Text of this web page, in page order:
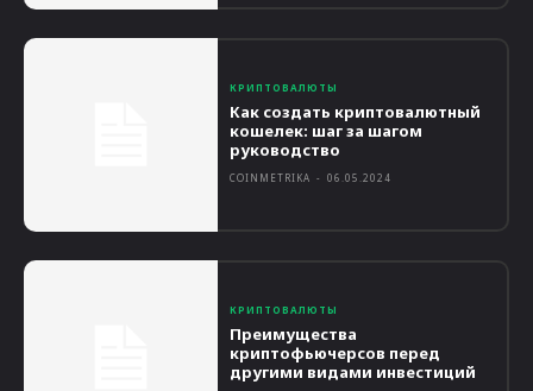
КРИПТОВАЛЮТЫ
Как создать криптовалютный
кошелек: шаг за шагом
руководство
COINMETRIKA - 06.05.2024
КРИПТОВАЛЮТЫ
Преимущества
криптофьючерсов перед
другими видами инвестиций